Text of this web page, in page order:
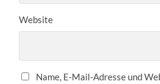
Website
Name, E-Mail-Adresse und